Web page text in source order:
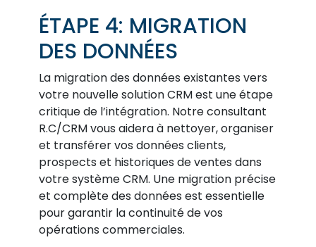
ÉTAPE 4: MIGRATION
DES DONNÉES
La migration des données existantes vers
votre nouvelle solution CRM est une étape
critique de l’intégration. Notre consultant
R.C/CRM vous aidera à nettoyer, organiser
et transférer vos données clients,
prospects et historiques de ventes dans
votre système CRM. Une migration précise
et complète des données est essentielle
pour garantir la continuité de vos
opérations commerciales.